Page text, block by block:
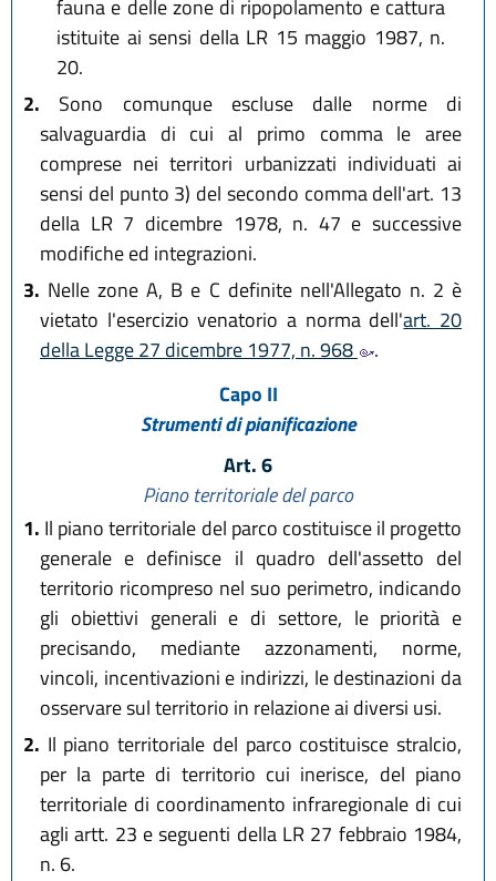
fauna e delle zone di ripopolamento e cattura
istituite ai sensi della LR 15 maggio 1987, n.
20.
2. Sono comunque escluse dalle norme di
salvaguardia di cui al primo comma le aree
comprese nei territori urbanizzati individuati ai
sensi del punto 3) del secondo comma dell'art. 13
della LR 7 dicembre 1978, n. 47 e successive
modifiche ed integrazioni.
3. Nelle zone A, B e C definite nell'Allegato n. 2 è
vietato l'esercizio venatorio a norma dell'art. 20
della Legge 27 dicembre 1977, n. 968
.
Capo II
Strumenti di pianificazione
Art. 6
Piano territoriale del parco
1. Il piano territoriale del parco costituisce il progetto
generale e definisce il quadro dell'assetto del
territorio ricompreso nel suo perimetro, indicando
gli obiettivi generali e di settore, le priorità e
precisando, mediante azzonamenti, norme,
vincoli, incentivazioni e indirizzi, le destinazioni da
osservare sul territorio in relazione ai diversi usi.
2. Il piano territoriale del parco costituisce stralcio,
per la parte di territorio cui inerisce, del piano
territoriale di coordinamento infraregionale di cui
agli artt. 23 e seguenti della LR 27 febbraio 1984,
n. 6.